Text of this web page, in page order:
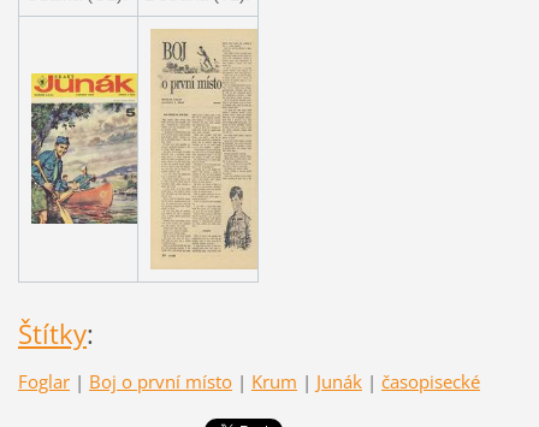
Štítky:
Foglar | Boj o první místo | Krum | Junák | časopisecké